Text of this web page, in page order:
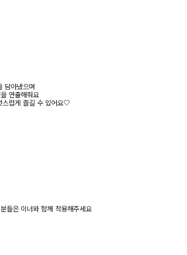
담아냈으며
연출해줘요
스럽게 즐길 수 있어요🤍
들은 이너와 함께 착용해주세요